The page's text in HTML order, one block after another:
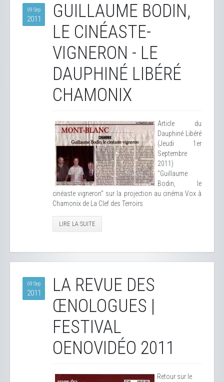
09 Sep
2011
GUILLAUME BODIN,
LE CINÉASTE-
VIGNERON - LE
DAUPHINÉ LIBÉRÉ
CHAMONIX
Article du
Dauphiné Libéré
(Jeudi 1er
Septembre
2011)
"Guillaume
Bodin, le
cinéaste vigneron" sur la projection au cinéma Vox à
Chamonix de La Clef des Terroirs
LIRE LA SUITE
09 Sep
2011
LA REVUE DES
ŒNOLOGUES |
FESTIVAL
OENOVIDÉO 2011
Retour sur le